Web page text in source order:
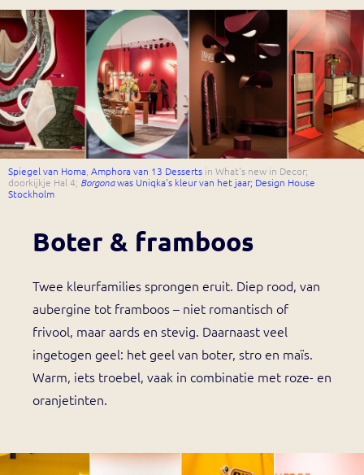
Spiegel van Homa, Amphora van 13 Desserts in What's new in Decor;
doorkijkje Hal 4; Borgonawas Uniqka's kleur van het jaar; Design House
Stockholm
Boter & framboos
Twee kleurfamilies sprongen eruit. Diep rood, van
aubergine tot framboos – niet romantisch of
frivool, maar aards en stevig. Daarnaast veel
ingetogen geel: het geel van boter, stro en maïs.
Warm, iets troebel, vaak in combinatie met roze- en
oranjetinten.